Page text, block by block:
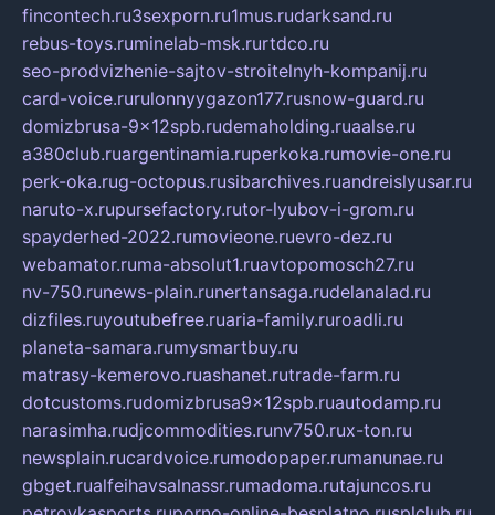
fincontech.ru3sexporn.ru1mus.rudarksand.ru
rebus-toys.ruminelab-msk.rurtdco.ru
seo-prodvizhenie-sajtov-stroitelnyh-kompanij.ru
card-voice.rurulonnyygazon177.rusnow-guard.ru
domizbrusa-9x12spb.rudemaholding.ruaalse.ru
a380club.ruargentinamia.ruperkoka.rumovie-one.ru
perk-oka.rug-octopus.rusibarchives.ruandreislyusar.ru
naruto-x.rupursefactory.rutor-lyubov-i-grom.ru
spayderhed-2022.rumovieone.ruevro-dez.ru
webamator.ruma-absolut1.ruavtopomosch27.ru
nv-750.runews-plain.runertansaga.rudelanalad.ru
dizfiles.ruyoutubefree.ruaria-family.ruroadli.ru
planeta-samara.rumysmartbuy.ru
matrasy-kemerovo.ruashanet.rutrade-farm.ru
dotcustoms.rudomizbrusa9x12spb.ruautodamp.ru
narasimha.rudjcommodities.runv750.rux-ton.ru
newsplain.rucardvoice.rumodopaper.rumanunae.ru
gbget.rualfeihavsalnassr.rumadoma.rutajuncos.ru